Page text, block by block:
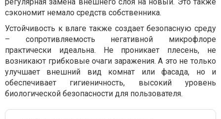
сэкономит немало средств собственника.
Устойчивость к влаге также создает безопасную среду
– сопротивляемость негативной микрофлоре
практически идеальна. Не проникает плесень, не
возникают грибковые очаги заражения. А это не только
улучшает внешний вид комнат или фасада, но и
обеспечивает гигиеничность, высокий уровень
биологической безопасности для пользователя.